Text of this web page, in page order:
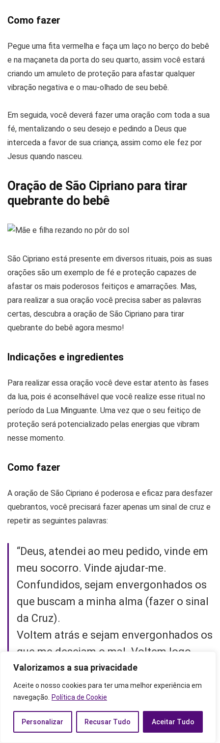
Valorizamos a sua privacidade
Aceite o nosso cookies para ter uma melhor experiência em
navegação.
Política de Cookie
Personalizar Recusar Tudo Aceitar Tudo
Como fazer
Pegue uma fita vermelha e faça um laço no berço do bebê
e na maçaneta da porta do seu quarto, assim você estará
criando um amuleto de proteção para afastar qualquer
vibração negativa e o mau-olhado de seu bebê.
Em seguida, você deverá fazer uma oração com toda a sua
fé, mentalizando o seu desejo e pedindo a Deus que
interceda a favor de sua criança, assim como ele fez por
Jesus quando nasceu.
Oração de São Cipriano para tirar
quebrante do bebê
São Cipriano está presente em diversos rituais, pois as suas
orações são um exemplo de fé e proteção capazes de
afastar os mais poderosos feitiços e amarrações. Mas,
para realizar a sua oração você precisa saber as palavras
certas, descubra a oração de São Cipriano para tirar
quebrante do bebê agora mesmo!
Indicações e ingredientes
Para realizar essa oração você deve estar atento às fases
da lua, pois é aconselhável que você realize esse ritual no
período da Lua Minguante. Uma vez que o seu feitiço de
proteção será potencializado pelas energias que vibram
nesse momento.
Como fazer
A oração de São Cipriano é poderosa e eficaz para desfazer
quebrantos, você precisará fazer apenas um sinal de cruz e
repetir as seguintes palavras:
“Deus, atendei ao meu pedido, vinde em
meu socorro. Vinde ajudar-me.
Confundidos, sejam envergonhados os
que buscam a minha alma (fazer o sinal
da Cruz).
Voltem atrás e sejam envergonhados os
que me desejam o mal. Voltem logo
cheios de confusão os que me dizem:
Bem, bem (fazer o sinal da Cruz).
Regozijem-se e alegrem-se em Vós os
que vos buscam, e os que amam vossa